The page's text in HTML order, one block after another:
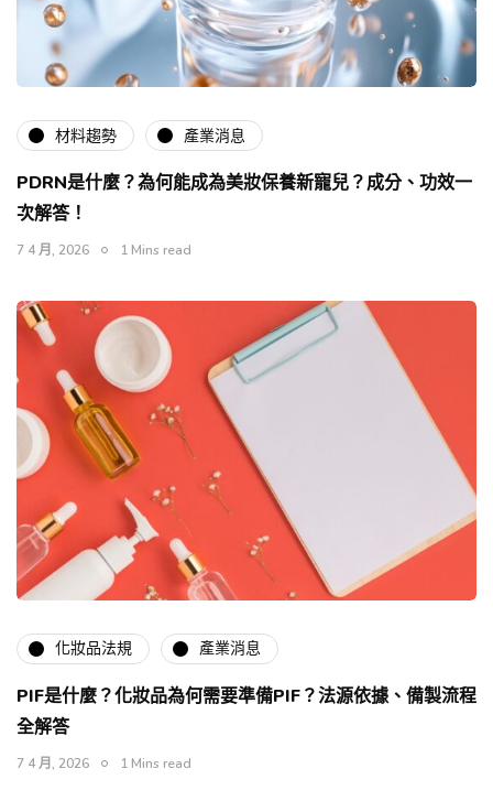
材料趨勢 產業消息
PDRN是什麼？為何能成為美妝保養新寵兒？成分、功效一
次解答！
7 4 月, 2026 1 Mins read
化妝品法規 產業消息
PIF是什麼？化妝品為何需要準備PIF？法源依據、備製流程
全解答
7 4 月, 2026 1 Mins read